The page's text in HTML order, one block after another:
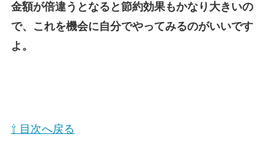
金額が倍違うとなると節約効果もかなり大きいの
で、これを機会に自分でやってみるのがいいです
よ。
⇧ 目次へ戻る